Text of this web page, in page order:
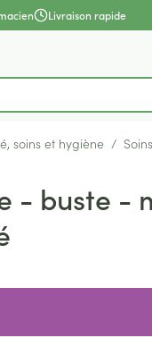
Livraison rapide
soins et hygiène /
- buste -